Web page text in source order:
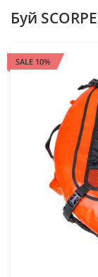
Буй
SALE 10%